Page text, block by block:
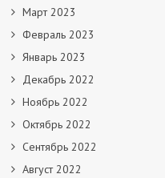
Март 2023
Февраль 2023
Январь 2023
Декабрь 2022
Ноябрь 2022
Октябрь 2022
Сентябрь 2022
Август 2022